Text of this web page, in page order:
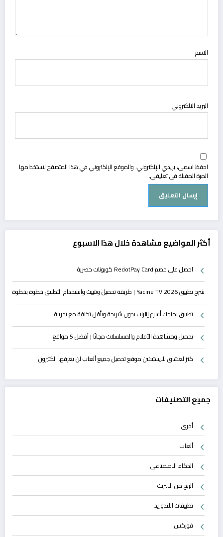
الاسم
البريد الالكتروني
احفظ اسمي، بريدي الإلكتروني، والموقع الإلكتروني في هذا المتصفح لاستخدامها
المرة المقبلة في تعليقي.
أكثر المواضيع مشاهدة خلال هذا الاسبوع
احصل على خصم RedotPay Card كوبونات حصرية
شرح تطبيق Yacine TV 2026 | طريقة تحميل وتثبيت واستخدام التطبيق خطوة بخطوة
تطبيق يمنحك أسرع إنترنت بدون شريحة وبأقل تكلفة مع تجريبة
تحميل ومشاهدة الأفلام والمسلسلات مجانًا | أفضل 5 مواقع
كنز لعشاق بلايستيشن موقع تحميل جميع ألعاب لن يعرفها الكثيرون
جميع التصنيفات
أخرى
ألعاب
الذكاء الاصطناعي
الربح من الانترنت
تطبيقات الأندوريد
فوركس